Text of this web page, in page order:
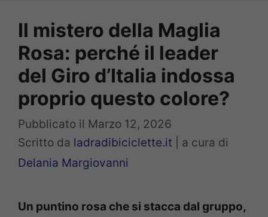
Il mistero della Maglia
Rosa: perché il leader
del Giro d’Italia indossa
proprio questo colore?
Pubblicato il Marzo 12, 2026
Scritto da ladradibiciclette.it
a cura di
Delania Margiovanni
Un puntino rosa che si stacca dal gruppo,